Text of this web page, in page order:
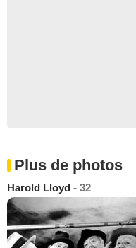
Plus de photos
Harold Lloyd - 32